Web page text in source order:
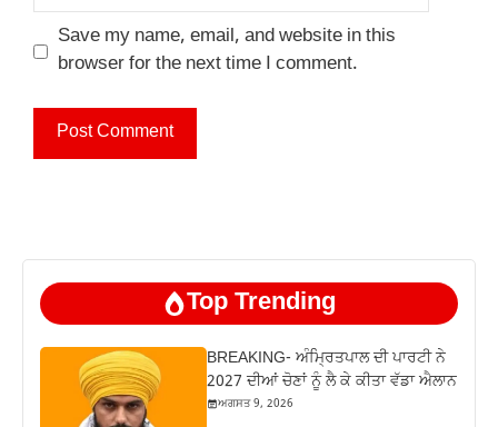
Save my name, email, and website in this
browser for the next time I comment.
Top Trending
BREAKING- ਅੰਮ੍ਰਿਤਪਾਲ ਦੀ ਪਾਰਟੀ ਨੇ
2027 ਦੀਆਂ ਚੋਣਾਂ ਨੂੰ ਲੈ ਕੇ ਕੀਤਾ ਵੱਡਾ ਐਲਾਨ
ਅਗਸਤ 9, 2026